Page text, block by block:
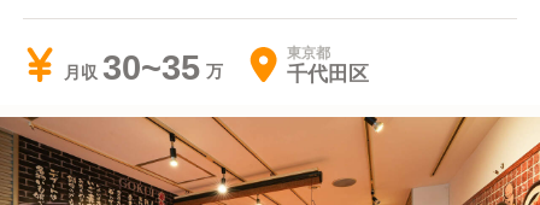
月収 30~35 東京都
千代田区